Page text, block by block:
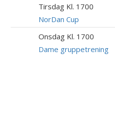
Tirsdag Kl. 1700
NorDan Cup
Onsdag Kl. 1700
Dame gruppetrening